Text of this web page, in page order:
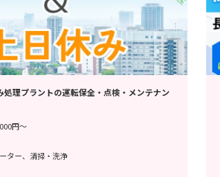
処理プラントの運転保全・点検・メンテナン
円～
ター、清掃・洗浄